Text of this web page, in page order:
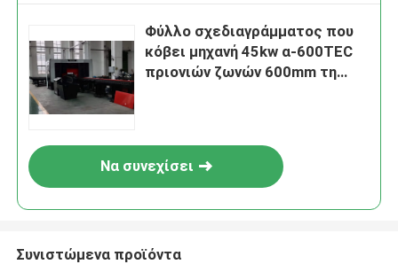
Φύλλο σχεδιαγράμματος που
κόβει μηχανή 45kw α-600TEC
πριονιών ζωνών 600mm τη
Να συνεχίσει
Συνιστώμενα προϊόντα